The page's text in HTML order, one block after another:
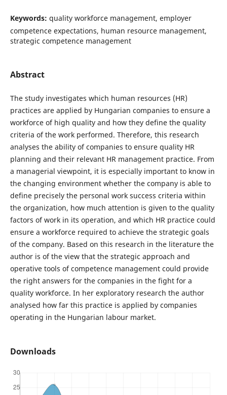
Keywords: quality workforce management, employer
competence expectations, human resource management,
strategic competence management
Abstract
The study investigates which human resources (HR)
practices are applied by Hungarian companies to ensure a
workforce of high quality and how they define the quality
criteria of the work performed. Therefore, this research
analyses the ability of companies to ensure quality HR
planning and their relevant HR management practice. From
a managerial viewpoint, it is especially important to know in
the changing environment whether the company is able to
define precisely the personal work success criteria within
the organization, how much attention is given to the quality
factors of work in its operation, and which HR practice could
ensure a workforce required to achieve the strategic goals
of the company. Based on this research in the literature the
author is of the view that the strategic approach and
operative tools of competence management could provide
the right answers for the companies in the fight for a
quality workforce. In her exploratory research the author
analysed how far this practice is applied by companies
operating in the Hungarian labour market.
Downloads